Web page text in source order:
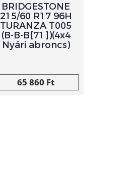
BRIDGESTONE
215/60 R17 96H
TURANZA T005
(B-B-B[71])(4x4
Nyári abroncs)
65 860 Ft